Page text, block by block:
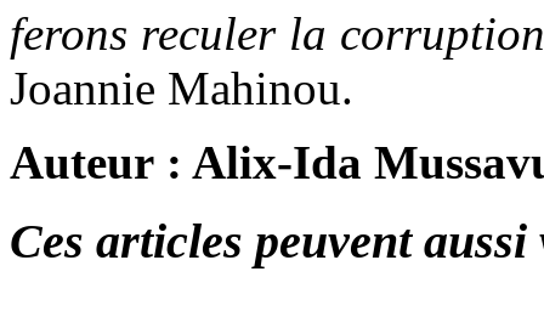
ferons reculer la
Joannie Mahinou.
Auteur : Alix-Ida
Ces articles peuvent